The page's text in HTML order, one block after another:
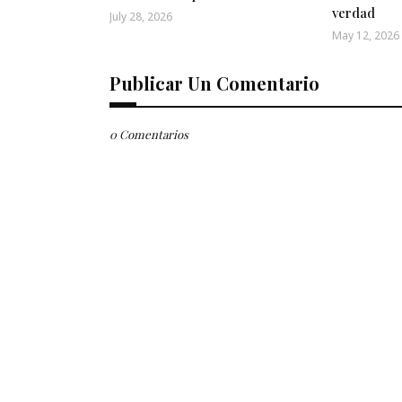
July 28, 2026
verdad
May 12, 2026
Publicar Un Comentario
0 Comentarios